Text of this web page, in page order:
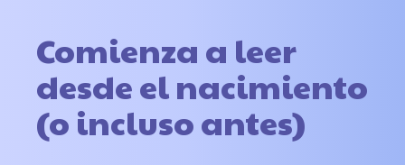
Comienza a leer
desde el nacimiento
(o incluso antes)